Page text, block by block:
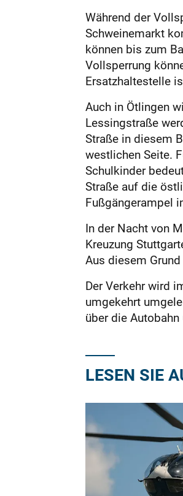
Während der
Schweinemarkt
können bis zum
Vollsperrung
Ersatzhaltestelle
Auch in Ötlingen
Lessingstraße
Straße in diesem
westlichen Seite.
Schulkinder
Straße auf die
Fußgängerampel
In der Nacht von
Kreuzung
Aus diesem
Der Verkehr wird
umgekehrt
über die
LESEN SIE